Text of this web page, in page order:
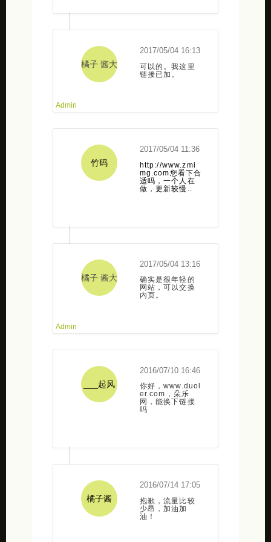
橘子 酱大
2017/05/04 16:13
可以的。我这里
链接已加。
竹码
2017/05/04 11:36
http://www.zmi
mg.com您看下合
适吗，一个人在
做，更新较慢.
橘子 酱大
2017/05/04 13:16
确实是很年轻的
网站，可以交换
内页。
___起风
2016/07/10 16:46
你好，www.duol
er.com，朵乐
网，能换下链接
吗
橘子酱
2016/07/14 17:05
抱歉，流量比较
少昂，加油加
油！